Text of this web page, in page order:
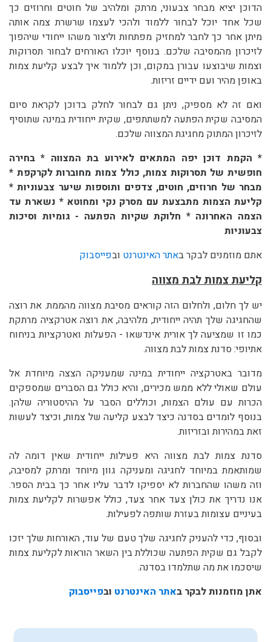
הדוכן יציא מבחר צבעוני, מרתק ומלהיב של חוטים וחרוזים כך
שכל אחד יוכל לבחור ללמוד ולהכי לעצמו שרשרת צמה אותה
מיתן אחר כך לחבר למחזיק מפתחות וליצור משהו ייחודי שיהפוך
לזיכרון מהמסיבה שלכם. בנוסף יוכלו האורחים לבחור תסרוקות
וצמות שיבוצעו עבורן במקום, וכן ללמוד איך לבצע קליעת צמות
באופן מהיר ועם ידיים זריזות.
ואם זה לא מספיק, ניתן גם לבחור לחלק בדוכן לקראת סיום
המסיבה שקית הפתעה למשתתפים, שקית ייחודית במינה שתוסיף
לזיכרון המתוק מחגיגת המצווה שלכם.
* הקמת דוכן יפה המתאים לאירוע בת המצווה * בחירה
חופשית של תסרוקות צמות, כולל צמות מחוברות לקרקפת *
מבחר של חרוזים, חוטים, צדפים ותוספות שיער צבעוניות *
קליעת הצמות מתבצעת עם מסרק נקי ומחוטא * נשארת עד
הצמה האחרונה * חלוקת שקיות הפתעה - גומיות וסיכות
צבעוניות
אתם מוזמנים לבקר באתר האינטרנט ובפייסבוק
קליעת צמות לבת מצווה
יש לך חלום, ולחלום הזה קוראים מסיבת מצווה מהממת. את רוצה
שהחגיגה שלך תהיה ייחודית, מלהיבה, את רוצה אטרקציה מרתקת
כמו זו שמציעה לך אורית אינדשאו - הפעלות ואטרקציות בניחוח
אתיופי: סדנת צמות לבת מצווה.
מדובר באטרקציה ייחודית במינה שמעניקה הצצה מיוחדת אל
עולם שאולי ללא ממש מכירים, והיא כולל גם הסברים שמספקים
הכרות עם עולם הצמות, וכוללים הסבר על ההיסטוריה שלהן.
בנוסף לומדים בסדנה כיצד לבצע קליעה של צמות, וכיצד לעשות
זאת במהירות ובזריזות.
סדנת צמות לבת מצווה היא פעילות ייחודית שאין דומה לה
שמותאמת במיוחד לחגיגה ומעניקה גוון מיוחד ומרתק למסיבה,
וזה משהו שהחברות לא יספיקו לדבר עליו אחר כך בבית הספר.
אנו נדריך את כולן צעד אחר צעד, כולל אפשרות לקליעת צמות
בעיניים עצומות בעזרת שותפה לפעילות.
ובסוף, כדי להעניק לחגיגה שלך טעם של עוד, האורחות שלך יזכו
לקבל גם שקית הפתעה שכוללת בין השאר הוראות לקליעת צמות
שיסכמו את מה שתלמדו בסדנה.
אתן מוזמנות לבקר באתר האינטרנט ובפייסבוק